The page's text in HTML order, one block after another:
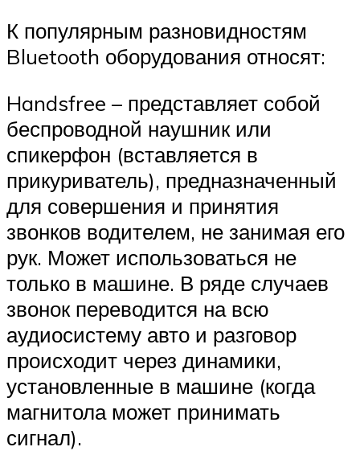
К популярным разновидностям
Bluetooth оборудования относят:
Handsfree – представляет собой
беспроводной наушник или
спикерфон (вставляется в
прикуриватель), предназначенный
для совершения и принятия
звонков водителем, не занимая его
рук. Может использоваться не
только в машине. В ряде случаев
звонок переводится на всю
аудиосистему авто и разговор
происходит через динамики,
установленные в машине (когда
магнитола может принимать
сигнал).